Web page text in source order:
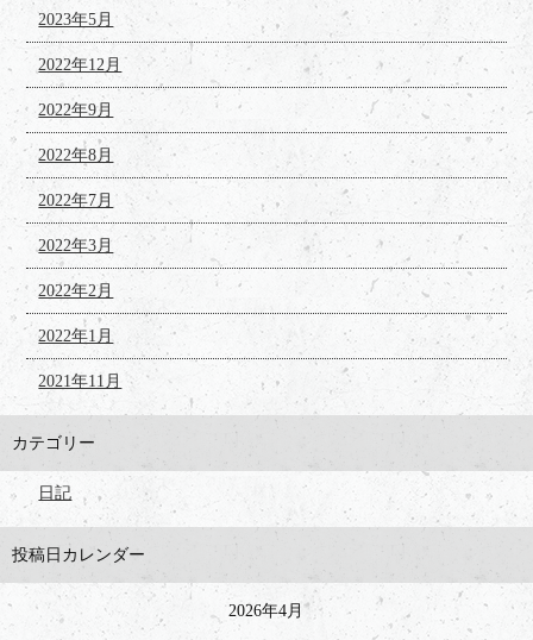
2023年5月
2022年12月
2022年9月
2022年8月
2022年7月
2022年3月
2022年2月
2022年1月
2021年11月
カテゴリー
日記
投稿日カレンダー
2026年4月